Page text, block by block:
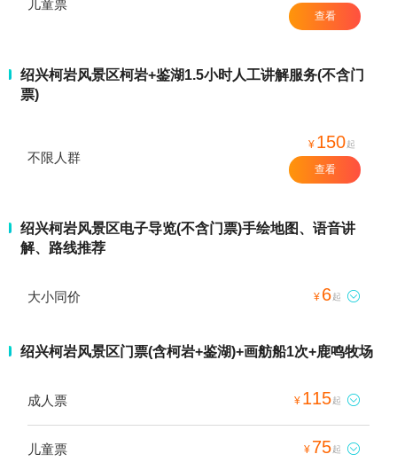
儿童票
查看
绍兴柯岩风景区柯岩+鉴湖1.5小时人工讲解服务(不含门
票)
不限人群
¥ 150起
查看
绍兴柯岩风景区电子导览(不含门票)手绘地图、语音讲
解、路线推荐
大小同价 ¥ 6起 
绍兴柯岩风景区门票(含柯岩+鉴湖)+画舫船1次+鹿鸣牧场
成人票 ¥ 115起 
儿童票 ¥ 75起 